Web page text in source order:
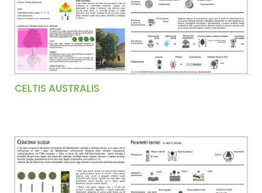
CELTIS AUSTRALIS